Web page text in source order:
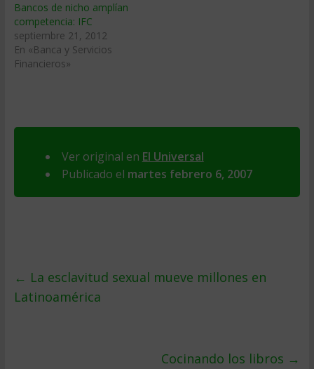
Bancos de nicho amplían
competencia: IFC
septiembre 21, 2012
En «Banca y Servicios
Financieros»
Ver original en El Universal
Publicado el martes febrero 6, 2007
← La esclavitud sexual mueve millones en
Latinoamérica
Cocinando los libros →